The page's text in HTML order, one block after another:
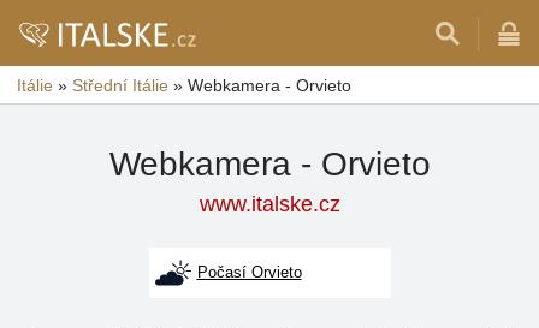
Itálie » Střední Itálie » Webkamera - Orvieto
Webkamera - Orvieto
www.italske.cz
Počasí Orvieto